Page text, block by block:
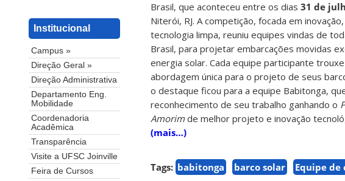
Institucional
Campus »
Direção Geral »
Direção Administrativa
Departamento Eng.
Mobilidade
Coordenadoria
Acadêmica
Transparência
Visite a UFSC Joinville
Feira de Cursos
Brasil, que aconteceu entre os dias 31 de
Niterói, RJ. A competição, focada em
tecnologia limpa, reuniu equipes vindas de
Brasil, para projetar embarcações movidas
energia solar. Cada equipe participante
abordagem única para o projeto de seus
o destaque ficou para a equipe Babitonga,
reconhecimento de seu trabalho ganhando o
Amorim de melhor projeto e inovação
(mais…)
Tags: babitonga barco solar Equipe de